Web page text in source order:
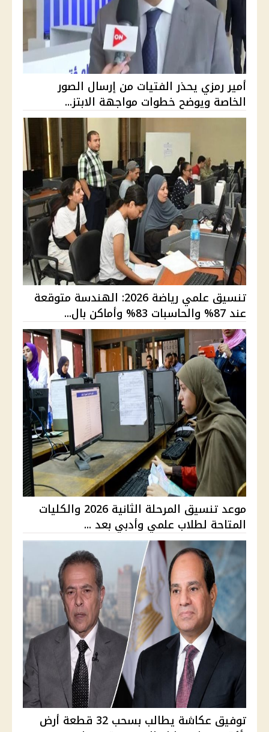
أمير رمزي يحذر الفتيات من إرسال الصور
الخاصة ويوضح خطوات مواجهة الابتز...
تنسيق علمي رياضة 2026: الهندسة متوقعة
عند 87% والحاسبات 83% وأماكن بال...
موعد تنسيق المرحلة الثانية 2026 والكليات
المتاحة لطلاب علمي وأدبي بعد ...
توفيق عكاشة يطالب بسحب 32 قطعة أرض